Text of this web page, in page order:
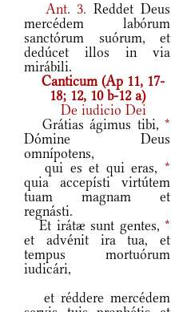
Ant. 3. Reddet Deus
mercédem labórum
sanctórum suórum, et
dedúcet illos in via
mirábili.
Canticum (Ap 11, 17-
18; 12, 10 b-12 a)
De iudicio Dei
Grátias ágimus tibi, *
Dómine Deus
omnípotens,
qui es et qui eras, *
quia accepísti virtútem
tuam magnam et
regnásti.
Et irátæ sunt gentes, *
et advénit ira tua, et
tempus mortuórum
iudicári,
et réddere mercédem